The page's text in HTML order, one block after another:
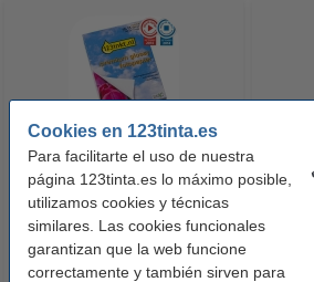
Cookies en 123tinta.es
Para facilitarte el uso de nuestra
página 123tinta.es lo máximo posible,
utilizamos cookies y técnicas
similares. Las cookies funcionales
garantizan que la web funcione
correctamente y también sirven para
123tinta Papel fotográfico
Premium Glossy brillo alto | 10 x
15 cm | 260g | 100 hojas
10,50 € Incl. 21% IVA